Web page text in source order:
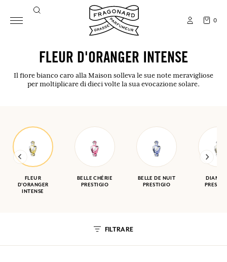
0
FLEUR D'ORANGER INTENSE
Il fiore bianco caro alla Maison solleva le sue note meravigliose
per moltiplicare di dieci volte la sua evocazione solare.
FLEUR
D'ORANGER
INTENSE
BELLE CHÉRIE
PRESTIGIO
BELLE DE NUIT
PRESTIGIO
FILTRARE